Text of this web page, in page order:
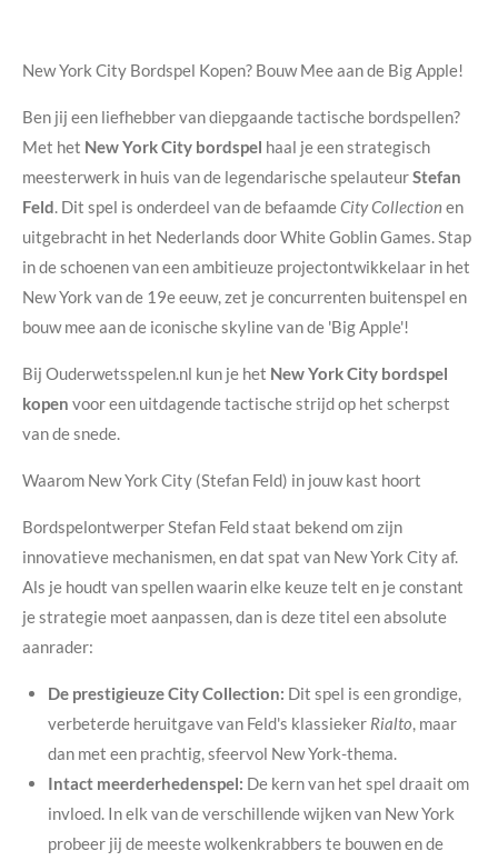
New York City Bordspel Kopen? Bouw Mee aan de Big Apple!
Ben jij een liefhebber van diepgaande tactische bordspellen?
Met het New York City bordspel haal je een strategisch
meesterwerk in huis van de legendarische spelauteurStefan
Feld. Dit spel is onderdeel van de befaamdeCity Collection en
uitgebracht in het Nederlands door White Goblin Games. Stap
in de schoenen van een ambitieuze projectontwikkelaar in het
New York van de 19e eeuw, zet je concurrenten buitenspel en
bouw mee aan de iconische skyline van de 'Big Apple'!
Bij Ouderwetsspelen.nl kun je het New York City bordspel
kopen voor een uitdagende tactische strijd op het scherpst
van de snede.
Waarom New York City (Stefan Feld) in jouw kast hoort
Bordspelontwerper Stefan Feld staat bekend om zijn
innovatieve mechanismen, en dat spat van New York City af.
Als je houdt van spellen waarin elke keuze telt en je constant
je strategie moet aanpassen, dan is deze titel een absolute
aanrader:
De prestigieuze City Collection: Dit spel is een grondige,
verbeterde heruitgave van Feld's klassieker Rialto, maar
dan met een prachtig, sfeervol New York-thema.
Intact meerderhedenspel: De kern van het spel draait om
invloed. In elk van de verschillende wijken van New York
probeer jij de meeste wolkenkrabbers te bouwen en de